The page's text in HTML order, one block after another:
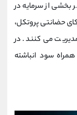
بخشی از سرمایه در
حضانتی پروتکل،
مدیریت می‌ کنند. در
سود انباشته